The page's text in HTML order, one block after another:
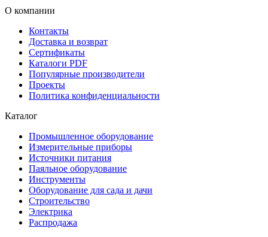
О компании
Контакты
Доставка и возврат
Сертификаты
Каталоги PDF
Популярные производители
Проекты
Политика конфиденциальности
Каталог
Промышленное оборудование
Измерительные приборы
Источники питания
Паяльное оборудование
Инструменты
Оборудование для сада и дачи
Строительство
Электрика
Распродажа